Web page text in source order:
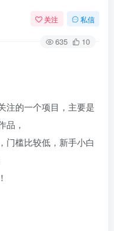
关注 私信
635 10
注的一个项目，主要是
品，
门槛比较低，新手小白